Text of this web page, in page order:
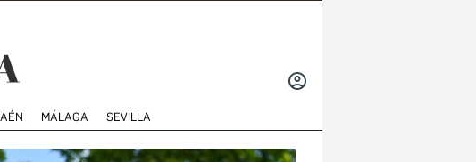
MÁLAGA SEVILLA